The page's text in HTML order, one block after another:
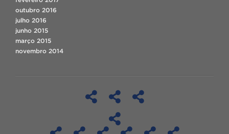
outubro 2016
julho 2016
junho 2015
março 2015
novembro 2014